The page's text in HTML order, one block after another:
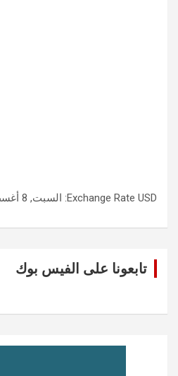
Exchange Rate USD : السبت, 8 أغسطس.
تابعونا على الفيس بوك